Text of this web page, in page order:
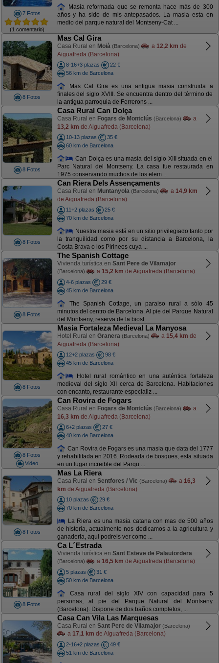
7 Fotos
(1 comentario)
Masia reformada que se remonta hace más de 300
años y ha sido de mis antepasados. La masia esta en
medio del parque natural del Montseny-Cat ...
8 Fotos
Mas Cal Gira
Casa Rural en Moià (Barcelona) a 12,2 km de
Aiguafreda (Barcelona)
8-16+3 plazas
22 €
56 km de Barcelona
Mas Cal Gira es una antigua masia construida a
finales del siglo XVIII. Se encuentra dentro del término de
la antigua parroquia de Ferrerons ...
8 Fotos
Casa Rural Can Dolça
Casa Rural en Fogars de Montclús (Barcelona)
a
13,2 km de Aiguafreda (Barcelona)
10-13 plazas
35 €
60 km de Barcelona
Can Dolça es una masía del siglo XIII situada en el
Parc Natural del Montseny. La casa fue restaurada en
1975 conservando muchos de los elem ...
8 Fotos
Can Riera Dels Assençaments
Casa Rural en Muntanyola (Barcelona) a 14,9 km
de Aiguafreda (Barcelona)
11+2 plazas
25 €
70 km de Barcelona
Nuestra masia está en un sitio privilegiado tanto por
la tranquilidad como por su distancia a Barcelona, la
Costa Brava o los Pirineos cuya ...
8 Fotos
The Spanish Cottage
Vivienda turística en Sant Pere de Vilamajor
(Barcelona) a 15,2 km de Aiguafreda (Barcelona)
4-6 plazas
29 €
45 km de Barcelona
The Spanish Cottage, un paraiso rural a sólo 45
minutos del centro de Barcelona. Al pie del Parque Natural
del Montseny, reserva de la biosf ...
8 Fotos
Masia Fortaleza Medieval La Manyosa
Hotel Rural en Granera (Barcelona) a 15,4 km de
Aiguafreda (Barcelona)
12+2 plazas
98 €
45 km de Barcelona
Hotel rural romántico en una auténtica fortaleza
medieval del siglo XII cerca de Barcelona. Habitaciones
con encanto, restaurante especializ ...
8 Fotos
Video
Can Rovira de Fogars
Casa Rural en Fogars de Montclús (Barcelona)
a
16,3 km de Aiguafreda (Barcelona)
6+2 plazas
27 €
40 km de Barcelona
Can Rovira de Fogars es una masia que data del 1777
y rehabilitada en 2016. Rodeada de bosques, esta situada
en un lugar increible del Parqu ...
8 Fotos
Mas La Riera
Casa Rural en Sentfores / Vic (Barcelona) a 16,3
km de Aiguafreda (Barcelona)
10 plazas
29 €
70 km de Barcelona
La Riera es una masia catana con mas de 500 años
de historia, actualmente nos dedicamos a la agricultura y
ganaderia, aqui podreis ver como ...
8 Fotos
Ca L´Estrada
Vivienda turística en Sant Esteve de Palautordera
(Barcelona) a 16,5 km de Aiguafreda (Barcelona)
5 plazas
31 €
50 km de Barcelona
Casa rural del siglo XIV con capacidad para 5
personas, al pie del Parque Natural del Montseny
(Barcelona). Dispone de dos baños completos, ...
Casa Can Vila Las Marquesas
Casa Rural en Sant Pere de Vilamajor (Barcelona)
a 17,1 km de Aiguafreda (Barcelona)
2-16+2 plazas
49 €
51 km de Barcelona